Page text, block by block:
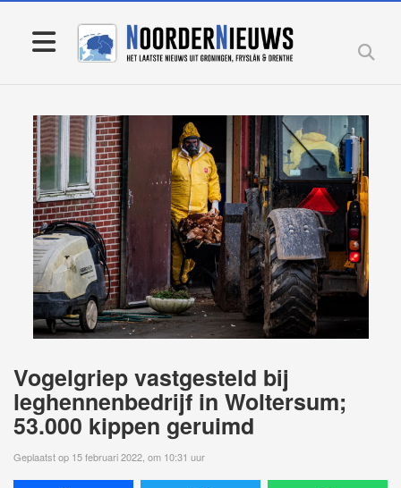
Vogelgriep vastgesteld bij
leghennenbedrijf in Woltersum;
53.000 kippen geruimd
Geplaatst op 15 februari 2022, om 10:31 uur